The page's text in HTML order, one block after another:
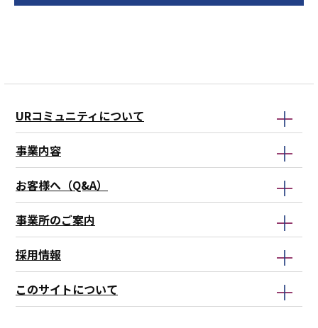
ナ
シ
ョ
ン
こ
こ
か
ら
ビ
ゲ
ー
シ
ョ
ン
こ
こ
ま
で
ン
ド
こ
こ
か
ら
ン
ド
こ
こ
ま
で
こ
URコミュニティについて
事業内容
お客様へ（Q&A）
事業所のご案内
採用情報
このサイトについて